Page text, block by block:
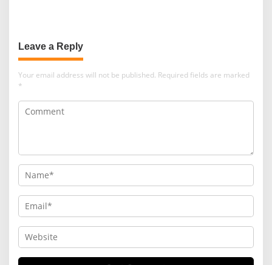
Leave a Reply
Your email address will not be published. Required fields are marked
*